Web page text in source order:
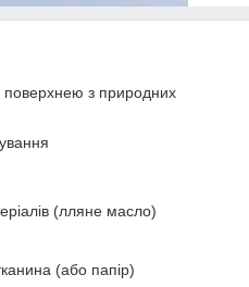
поверхнею з природних
(лляне масло)
(або папір)